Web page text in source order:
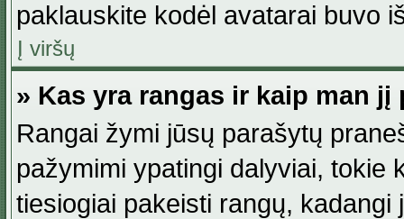
paklauskite kodėl avatarai buvo
Į viršų
» Kas yra rangas ir kaip man jį
Rangai žymi jūsų parašytų
pažymimi ypatingi dalyviai, tokie
tiesiogiai pakeisti rangų,